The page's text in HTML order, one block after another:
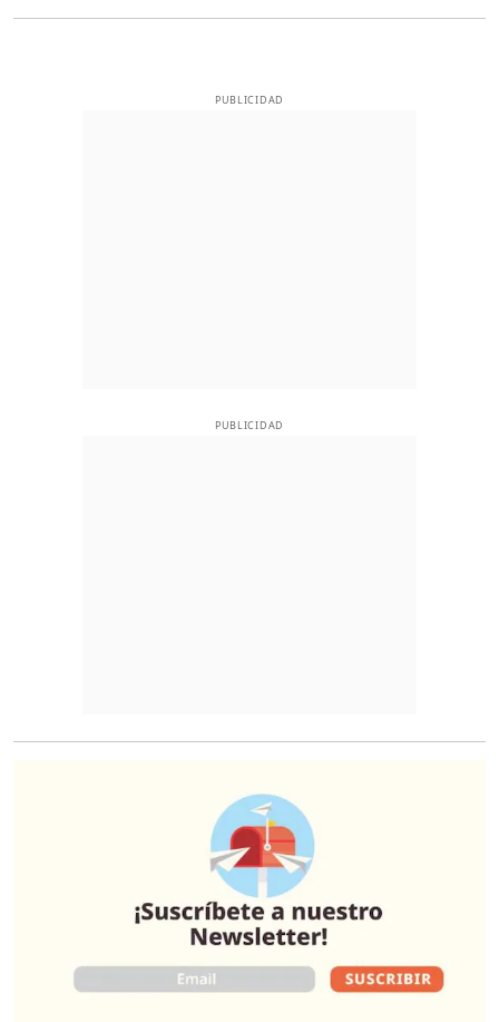
PUBLICIDAD
PUBLICIDAD